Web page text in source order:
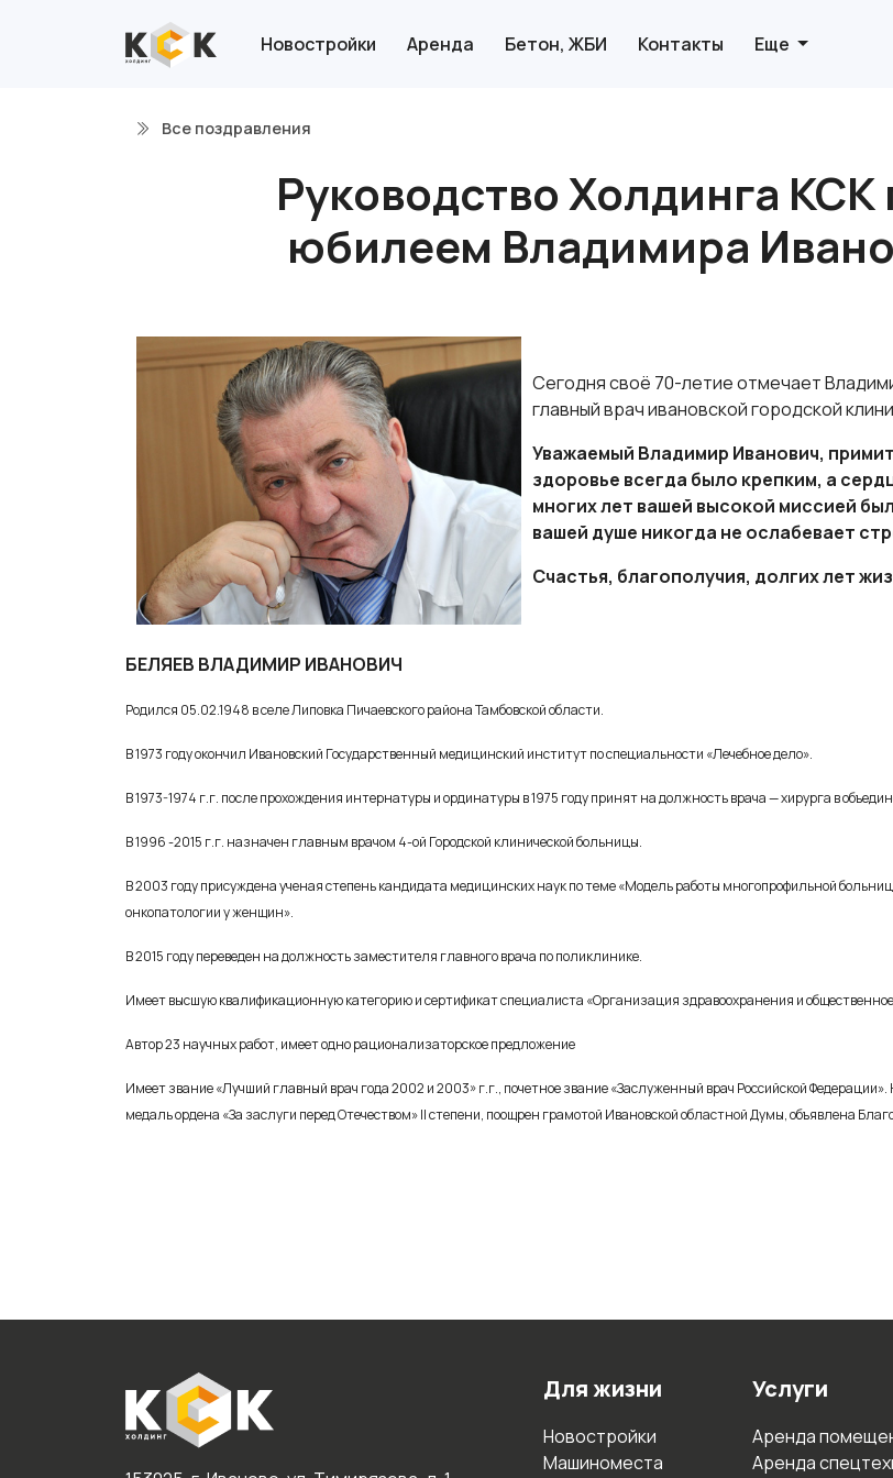
Новостройки Аренда Бетон, ЖБИ Контакты Еще
Все поздравления
Руководство Холдинга КСК
юбилеем Владимира
Сегодня своё 70-летие отмечает
главный врач ивановской городской
Уважаемый Владимир Иванович,
здоровье всегда было крепким, а
многих лет вашей высокой миссией
вашей душе никогда не ослабевает
Счастья, благополучия, долгих лет
БЕЛЯЕВ ВЛАДИМИР ИВАНОВИЧ
Родился 05.02.1948 в селе Липовка Пичаевского района Тамбовской области.
В 1973 году окончил Ивановский Государственный медицинский институт по специальности «Лечебное дело».
В 1973-1974 г.г. после прохождения интернатуры и ординатуры в 1975 году принят на должность врача — хирурга в
В 1996 -2015 г.г. назначен главным врачом 4-ой Городской клинической больницы.
В 2003 году присуждена ученая степень кандидата медицинских наук по теме «Модель работы многопрофильной
онкопатологии у женщин».
В 2015 году переведен на должность заместителя главного врача по поликлинике.
Имеет высшую квалификационную категорию и сертификат специалиста «Организация здравоохранения и общественное
Автор 23 научных работ, имеет одно рационализаторское предложение
Имеет звание «Лучший главный врач года 2002 и 2003» г.г., почетное звание «Заслуженный врач Российской
медаль ордена «За заслуги перед Отечеством» II степени, поощрен грамотой Ивановской областной Думы, объявлена
Для жизни
Новостройки
Машиноместа
Услуги
Аренда
Аренда